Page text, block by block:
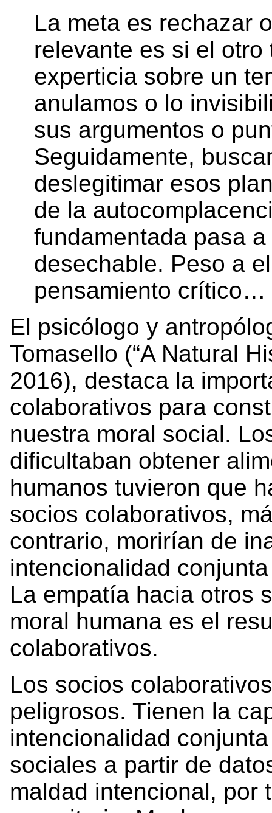
La meta es rechazar
relevante es si el
experticia sobre un
anulamos o lo
sus argumentos o
Seguidamente,
deslegitimar esos
de la
fundamentada pasa
desechable. Peso a
pensamiento crítico…
El psicólogo y
Tomasello (“A Natural
2016), destaca la
colaborativos para
nuestra moral social.
dificultaban obtener
humanos tuvieron que
socios colaborativos,
contrario, morirían de
intencionalidad
La empatía hacia otros
moral humana es el
colaborativos.
Los socios
peligrosos. Tienen la
intencionalidad
sociales a partir de
maldad intencional, por